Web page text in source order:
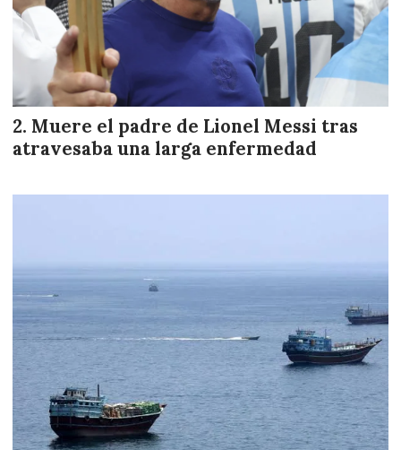
Muere el padre de Lionel Messi tras
atravesaba una larga enfermedad